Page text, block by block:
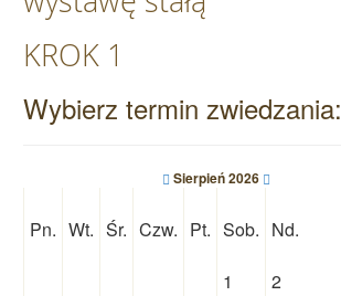
KROK 1
Wybierz termin zwiedzania:
Sierpień 2026
Pn. Wt. Śr. Czw. Pt. Sob. Nd.
1 2